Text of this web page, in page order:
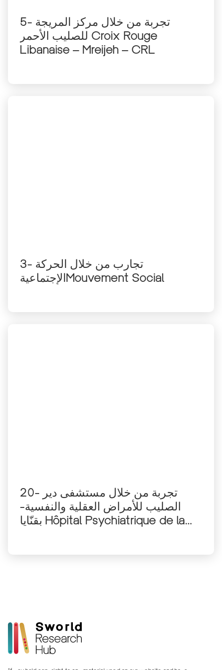
5- تجربة من خلال مركز المريجة
للصليب الأحمر Croix Rouge
Libanaise – Mreijeh – CRL
3- تجارب من خلال الحركة
الإجتماعيةMouvement Social
20- تجربة من خلال مستشفى دير
الصليب للأمراض العقلية والنفسية-
بقنّايا Hôpital Psychiatrique de la